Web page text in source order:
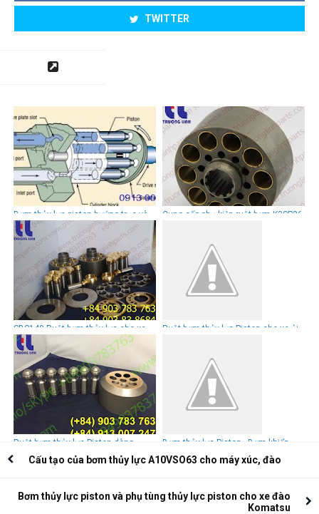
TWITTER
Bơm thủy lực piston hướng trục và
cách tìm mua bộ ruột bơm thủy
lựcchất lượng
Cung cấp phụ kiện ruột bơm K3SP36
SBS140 Ruột bơm thủy lực cho xe
đào Cat E324-E325
Ruột bơm thủy lực Piston cho xe ủi
Ruột bơm thủy lực Piston dòng
A6VM28~1000
Bơm thủy lực Piston - Bơm khiển
Cấu tạo của bơm thủy lực A10VSO63 cho máy xúc, đào
Bơm thủy lực piston và phụ tùng thủy lực piston cho xe đào
Komatsu